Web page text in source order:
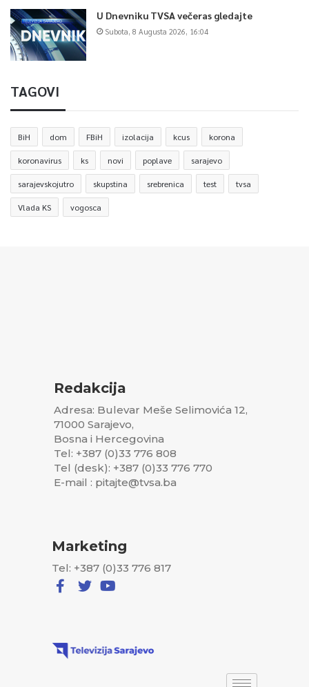
U Dnevniku TVSA večeras gledajte
Subota, 8 Augusta 2026, 16:04
TAGOVI
BiH dom FBiH izolacija kcus korona
koronavirus ks novi poplave sarajevo
sarajevskojutro skupstina srebrenica test tvsa
Vlada KS vogosca
Redakcija
Adresa: Bulevar Meše Selimovića 12,
71000 Sarajevo,
Bosna i Hercegovina
Tel: +387 (0)33 776 808
Tel (desk): +387 (0)33 776 770
E-mail : pitajte@tvsa.ba
Marketing
Tel: +387 (0)33 776 817